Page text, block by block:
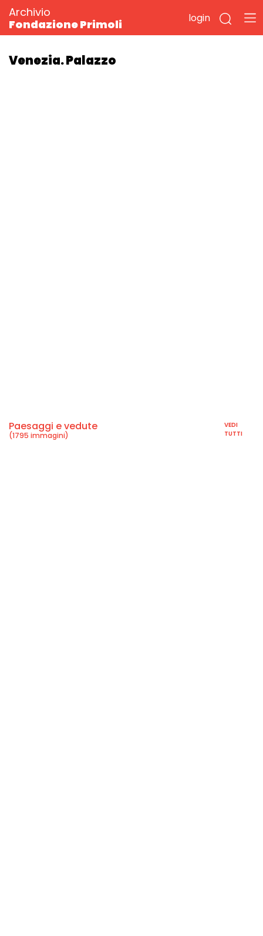
Archivio
Fondazione Primoli
login
Venezia. Palazzo
Paesaggi e vedute
(1795 immagini)
VEDI
TUTTI